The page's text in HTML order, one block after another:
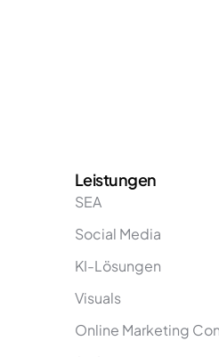
Leistungen
SEA
Social Media
KI-Lösungen
Visuals
Online Marketing